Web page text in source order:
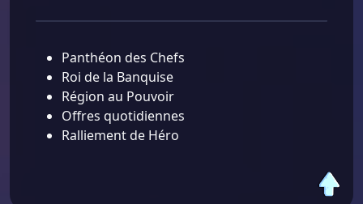
Panthéon des Chefs
Roi de la Banquise
Région au Pouvoir
Offres quotidiennes
Ralliement de Héro